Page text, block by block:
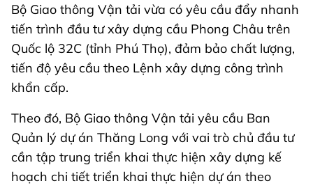
Bộ Giao thông Vận tải vừa có yêu cầu đẩy nhanh
tiến trình đầu tư xây dựng cầu Phong Châu trên
Quốc lộ 32C (tỉnh Phú Thọ), đảm bảo chất lượng,
tiến độ yêu cầu theo Lệnh xây dựng công trình
khẩn cấp.
Theo đó, Bộ Giao thông Vận tải yêu cầu Ban
Quản lý dự án Thăng Long với vai trò chủ đầu tư
cần tập trung triển khai thực hiện xây dựng kế
hoạch chi tiết triển khai thực hiện dự án theo